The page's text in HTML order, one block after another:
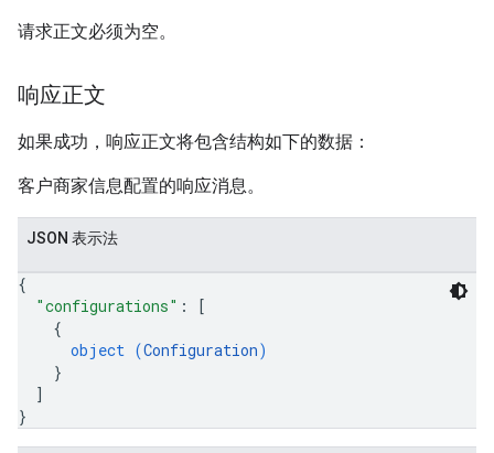
请求正文必须为空。
响应正文
如果成功，响应正文将包含结构如下的数据：
客户商家信息配置的响应消息。
JSON 表示法
{
"configurations" :
[
{
object (Configuration)
}
]
}